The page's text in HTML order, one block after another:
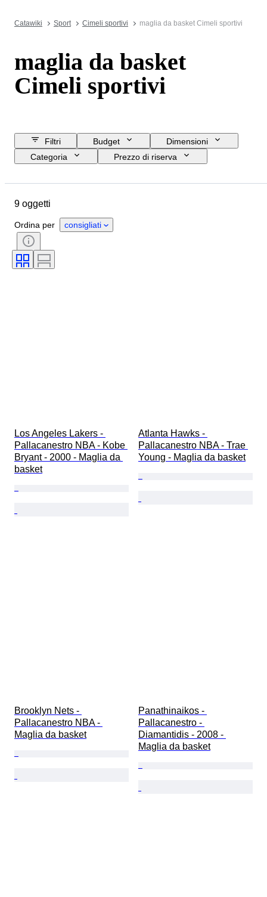
Catawiki Sport Cimeli sportivi maglia da basket Cimeli sportivi
maglia da basket
Cimeli sportivi
Filtri Budget
Dimensioni
Categoria
Prezzo di riserva
Condizioni
Evento sportivo
Atleta
Originale / Replica
9 oggetti
Ordina per consigliati
Los Angeles Lakers -
Pallacanestro NBA - Kobe
Bryant - 2000 - Maglia da
basket
Atlanta Hawks -
Pallacanestro NBA - Trae
Young - Maglia da basket
Brooklyn Nets -
Pallacanestro NBA -
Maglia da basket
Panathinaikos -
Pallacanestro -
Diamantidis - 2008 -
Maglia da basket